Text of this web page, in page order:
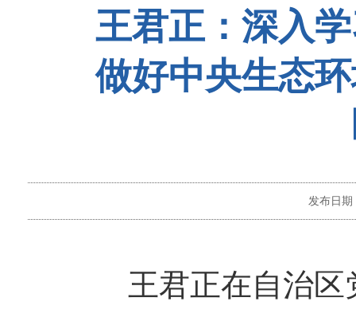
王君正：深入
做好中央生态
发布日期
王君正在自治